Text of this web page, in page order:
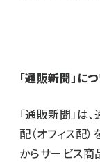
「通販新聞」に
「通販新聞」は
配（オフィス配
からサービス